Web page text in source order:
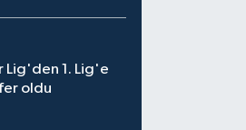
Lig'den 1. Lig'e
oldu